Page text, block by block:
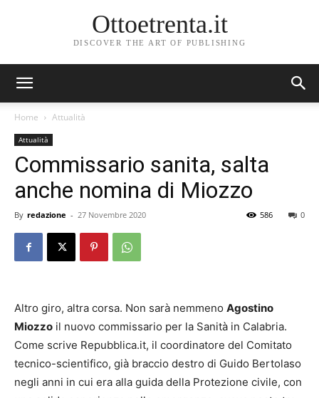
Ottoetrenta.it
DISCOVER THE ART OF PUBLISHING
Home Attualità
Attualità
Commissario sanita, salta
anche nomina di Miozzo
By redazione - 27 Novembre 2020 0
586
Altro giro, altra corsa. Non sarà nemmeno Agostino
Miozzo il nuovo commissario per la Sanità in Calabria.
Come scrive Repubblica.it, il coordinatore del Comitato
tecnico-scientifico, già braccio destro di Guido Bertolaso
negli anni in cui era alla guida della Protezione civile, con